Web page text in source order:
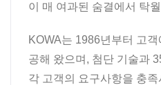
이 매 여과된 숨결에서 탁
KOWA는 1986년부터 고
공해 왔으며, 첨단 기술과
각 고객의 요구사항을 충